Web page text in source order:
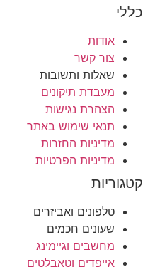
המוצר
כללי
אודות
צור קשר
שאלות ותשובות
מעבדת תיקונים
הצהרת נגישות
תנאי שימוש באתר
מדיניות החזרות
מדיניות הפרטיות
קטגוריות
טלפונים ואביזרים
שעונים חכמים
מחשבים וגיימינג
אייפדים וטאבלטים